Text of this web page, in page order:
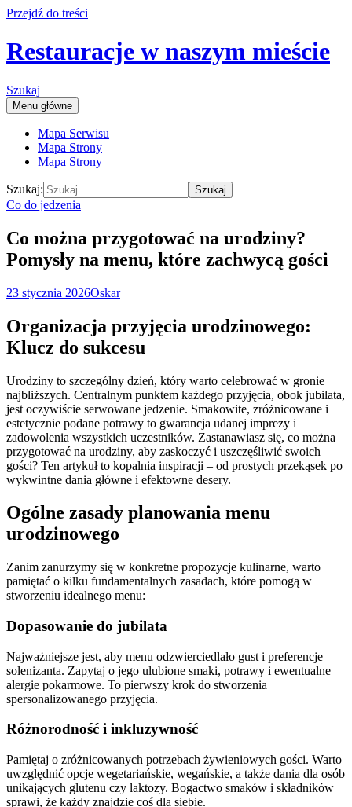
Przejdź do treści
Restauracje w naszym mieście
Szukaj
Menu główne
Mapa Serwisu
Mapa Strony
Mapa Strony
Szukaj:
Co do jedzenia
Co można przygotować na urodziny?
Pomysły na menu, które zachwycą gości
23 stycznia 2026Oskar
Organizacja przyjęcia urodzinowego:
Klucz do sukcesu
Urodziny to szczególny dzień, który warto celebrować w gronie
najbliższych. Centralnym punktem każdego przyjęcia, obok jubilata,
jest oczywiście serwowane jedzenie. Smakowite, zróżnicowane i
estetycznie podane potrawy to gwarancja udanej imprezy i
zadowolenia wszystkich uczestników. Zastanawiasz się, co można
przygotować na urodziny, aby zaskoczyć i uszczęśliwić swoich
gości? Ten artykuł to kopalnia inspiracji – od prostych przekąsek po
wykwintne dania główne i efektowne desery.
Ogólne zasady planowania menu
urodzinowego
Zanim zanurzymy się w konkretne propozycje kulinarne, warto
pamiętać o kilku fundamentalnych zasadach, które pomogą w
stworzeniu idealnego menu:
Dopasowanie do jubilata
Najważniejsze jest, aby menu odzwierciedlało gust i preferencje
solenizanta. Zapytaj o jego ulubione smaki, potrawy i ewentualne
alergie pokarmowe. To pierwszy krok do stworzenia
spersonalizowanego przyjęcia.
Różnorodność i inkluzywność
Pamiętaj o zróżnicowanych potrzebach żywieniowych gości. Warto
uwzględnić opcje wegetariańskie, wegańskie, a także dania dla osób
unikających glutenu czy laktozy. Bogactwo smaków i składników
sprawi, że każdy znajdzie coś dla siebie.